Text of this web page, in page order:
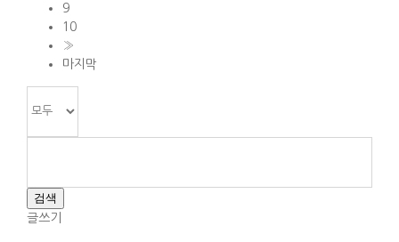
9
10
»
마지막
검색
글쓰기